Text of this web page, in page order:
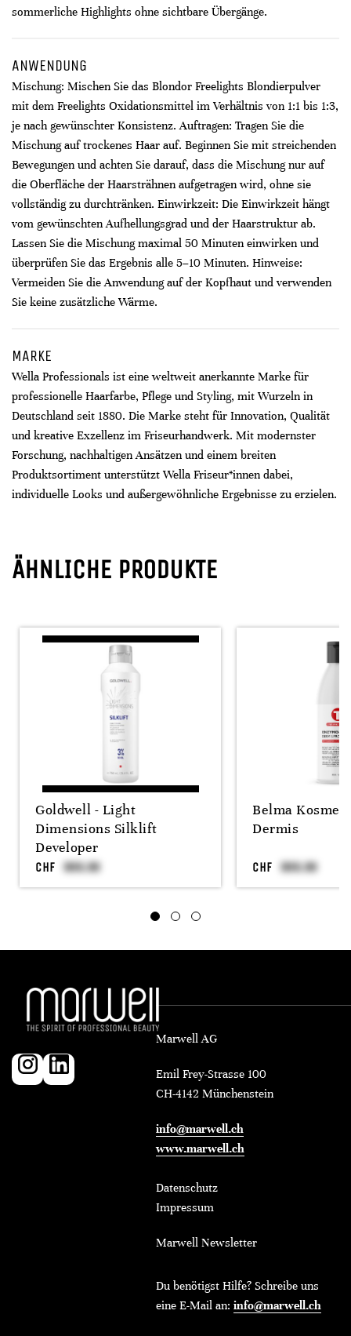
sommerliche Highlights ohne sichtbare Übergänge.
ANWENDUNG
Mischung: Mischen Sie das Blondor Freelights Blondierpulver
mit dem Freelights Oxidationsmittel im Verhältnis von 1:1 bis 1:3,
je nach gewünschter Konsistenz. Auftragen: Tragen Sie die
Mischung auf trockenes Haar auf. Beginnen Sie mit streichenden
Bewegungen und achten Sie darauf, dass die Mischung nur auf
die Oberfläche der Haarsträhnen aufgetragen wird, ohne sie
vollständig zu durchtränken. Einwirkzeit: Die Einwirkzeit hängt
vom gewünschten Aufhellungsgrad und der Haarstruktur ab.
Lassen Sie die Mischung maximal 50 Minuten einwirken und
überprüfen Sie das Ergebnis alle 5–10 Minuten. Hinweise:
Vermeiden Sie die Anwendung auf der Kopfhaut und verwenden
Sie keine zusätzliche Wärme.
MARKE
Wella Professionals ist eine weltweit anerkannte Marke für
professionelle Haarfarbe, Pflege und Styling, mit Wurzeln in
Deutschland seit 1880. Die Marke steht für Innovation, Qualität
und kreative Exzellenz im Friseurhandwerk. Mit modernster
Forschung, nachhaltigen Ansätzen und einem breiten
Produktsortiment unterstützt Wella Friseur*innen dabei,
individuelle Looks und außergewöhnliche Ergebnisse zu erzielen.
ÄHNLICHE PRODUKTE
Goldwell - Light
Dimensions Silklift
Developer
CHF
Belma
Dermis
CHF
Marwell AG
Emil Frey-Strasse 100
CH-4142 Münchenstein
info@marwell.ch
www.marwell.ch
Datenschutz
Impressum
Marwell Newsletter
Du benötigst Hilfe? Schreibe uns
eine E-Mail an: info@marwell.ch